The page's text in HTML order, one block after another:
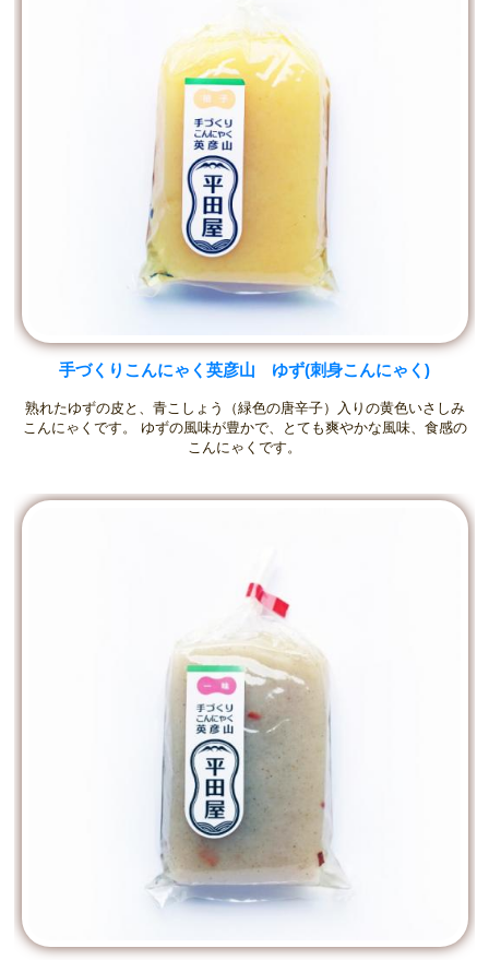
手づくりこんにゃく英彦山 ゆず(刺身こんにゃく)
熟れたゆずの皮と、青こしょう（緑色の唐辛子）入りの黄色いさしみ
こんにゃくです。 ゆずの風味が豊かで、とても爽やかな風味、食感の
こんにゃくです。